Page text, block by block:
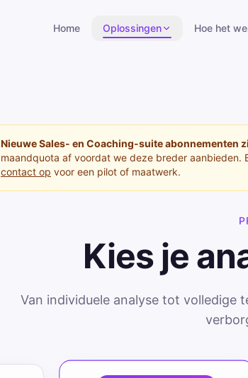
Home Oplossingen Hoe het
Nieuwe Sales- en Coaching-suite abonnementen
maandquota af voordat we deze breder aanbieden.
contact op voor een pilot of maatwerk.
Kies je
Van individuele analyse tot volledige